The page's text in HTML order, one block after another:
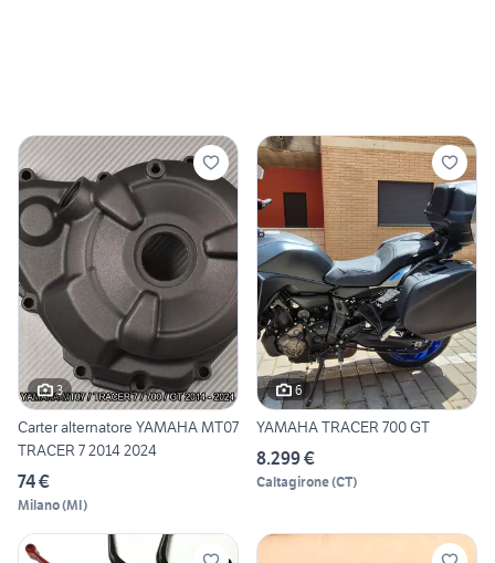
3
Carter alternatore YAMAHA MT07
TRACER 7 2014 2024
74 €
Milano(MI)
6
YAMAHA TRACER 700 GT
8.299 €
Caltagirone(CT)